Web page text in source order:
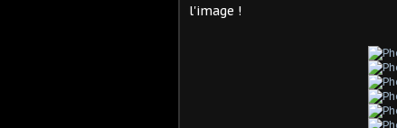
l'image !